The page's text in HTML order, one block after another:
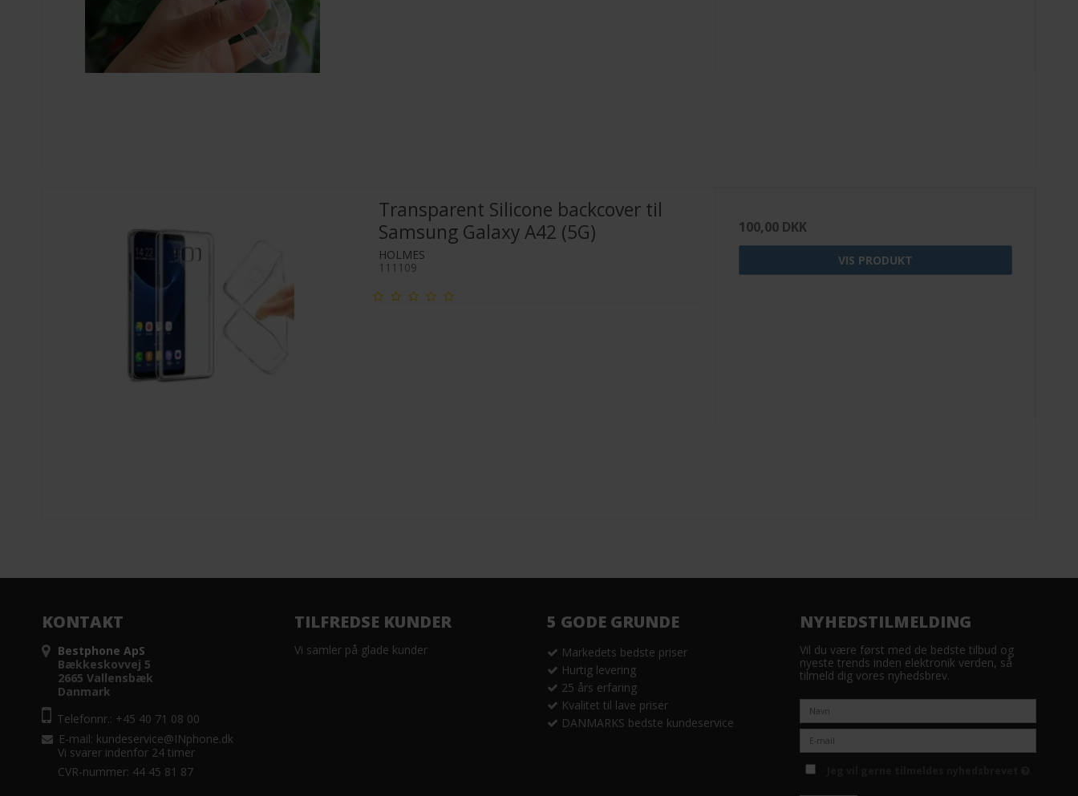
Transparent Silicone backcover til
Samsung Galaxy A42 (5G)
HOLMES
111109
100,00 DKK
VIS PRODUKT
KONTAKT
Bestphone ApS
Bækkeskovvej 5
2665 Vallensbæk
Danmark
Telefonnr.: +45 40 71 08 00
E-mail: kundeservice@INphone.dk
Vi svarer indenfor 24 timer
CVR-nummer: 44 45 81 87
TILFREDSE KUNDER
Vi samler på glade kunder
5 GODE GRUNDE
Markedets bedste priser
Hurtig levering
25 års erfaring
Kvalitet til lave priser
DANMARKS bedste kundeservice
NYHEDSTILMELDING
Vil du være først med de bedste tilbud og
nyeste trends inden elektronik verden, så
tilmeld dig vores nyhedsbrev.